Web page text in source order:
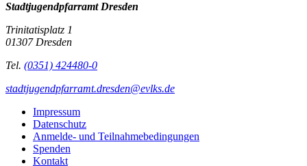
Stadtjugendpfarramt Dresden
Trinitatisplatz 1
01307 Dresden
Tel. (0351) 424480-0
stadtjugendpfarramt.dresden@evlks.de
Impressum
Datenschutz
Anmelde- und Teilnahmebedingungen
Spenden
Kontakt